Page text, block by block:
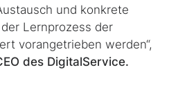
und konkrete
Lernprozess der
vorangetrieben werden“,
des DigitalService.